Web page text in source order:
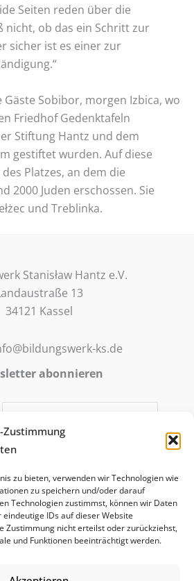
Zustimmung
zu bieten, verwenden wir Technologien wie
zu speichern und/oder darauf
Technologien zustimmst, können wir Daten
IDs auf dieser Website
Zustimmung nicht erteilst oder zurückziehst,
und Funktionen beeinträchtigt werden.
Seiten reden über die
nicht, ob das ein Schritt zur
sicher ist es einer zur
Sobibor, morgen Izbica, wo
Friedhof Gedenktafeln
Stiftung Hantz und dem
gestiftet wurden. Auf diese
Platzes, an dem die
2000 Juden erschossen. Sie
und Treblinka.
Stanisław Hantz e.V.
13
34121 Kassel
ks.de
abonnieren
des abonnierten E-Mail-
wird. Die Anmeldung ist freiwillig
widerrufen werden.